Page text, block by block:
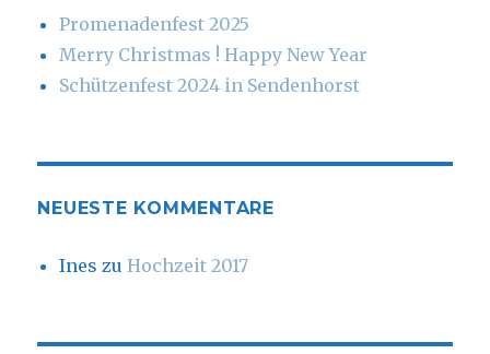
Promenadenfest 2025
Merry Christmas ! Happy New Year
Schützenfest 2024 in Sendenhorst
NEUESTE KOMMENTARE
Ines zuHochzeit 2017